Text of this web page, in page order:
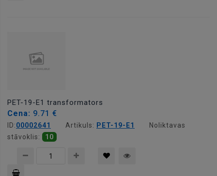
PET-19-E1 transformators
Cena: 9.71 €
ID:00002641 Artikuls: PET-19-E1
Noliktavas
stāvoklis:
10